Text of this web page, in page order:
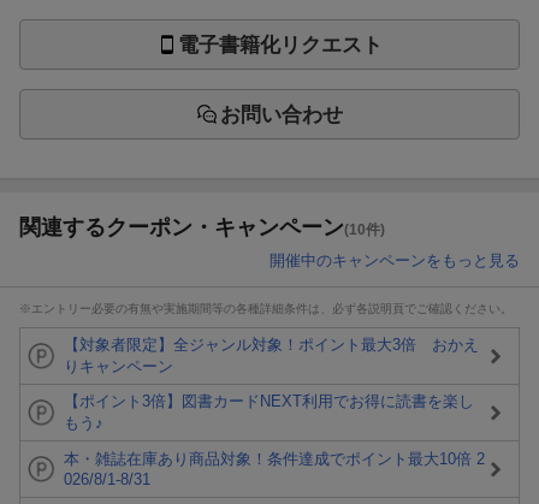
電子書籍化リクエスト
お問い合わせ
関連するクーポン・キャンペーン(10件)
開催中のキャンペーンをもっと見る
※エントリー必要の有無や実施期間等の各種詳細条件は、必ず各説明頁でご確認ください。
【対象者限定】全ジャンル対象！ポイント最大3倍 おかえ
りキャンペーン
【ポイント3倍】図書カードNEXT利用でお得に読書を楽し
もう♪
本・雑誌在庫あり商品対象！条件達成でポイント最大10倍 2
026/8/1-8/31